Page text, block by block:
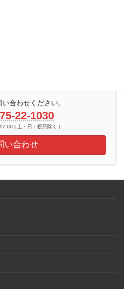
合わせください。
22-1030
[ 土・日・祝日除く ]
い合わせ